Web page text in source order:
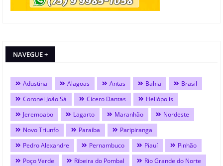
NAVEGUE +
Adustina Alagoas Antas Bahia
Brasil
Coronel João Sá
Cícero Dantas
Heliópolis
Jeremoabo
Lagarto Maranhão
Nordeste
Novo Triunfo
Paraíba
Paripiranga
Pedro Alexandre
Pernambuco Piauí
Pinhão
Poço Verde
Ribeira do Pombal
Rio Grande do Norte